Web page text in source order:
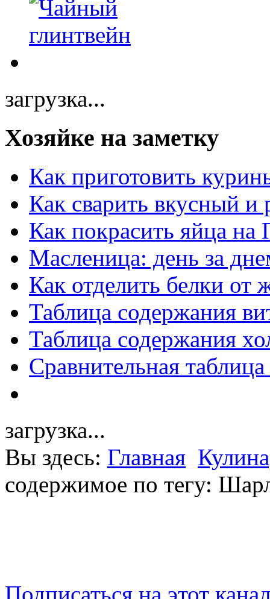
загрузка...
Хозяйке на заметку
Как приготовить
Как сварить вкусный и
Как покрасить яйца на
Масленица: день за
Как отделить белки от
Таблица содержания
Таблица содержания
Сравнительная
загрузка...
Вы здесь: Главная
содержимое по тегу: